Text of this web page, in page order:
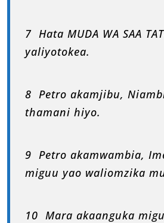
7 Hata MUDA WA SAA
yaliyotokea.
8 Petro akamjibu,
thamani hiyo.
9 Petro akamwambia,
miguu yao waliomzika
10 Mara akaanguka